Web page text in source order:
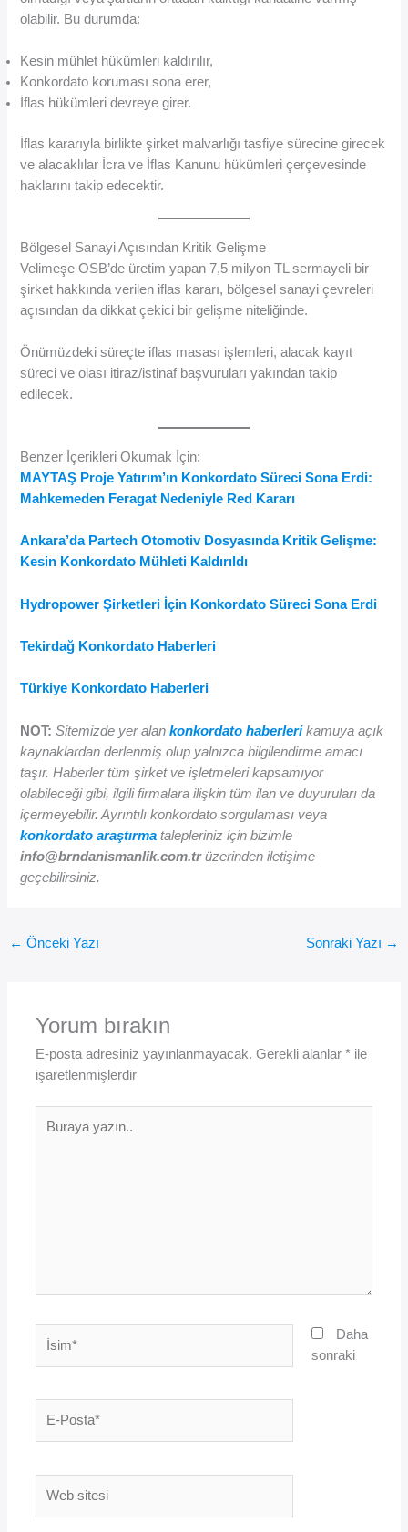
olabilir. Bu durumda:
Kesin mühlet hükümleri kaldırılır,
Konkordato koruması sona erer,
İflas hükümleri devreye girer.
İflas kararıyla birlikte şirket malvarlığı tasfiye sürecine girecek
ve alacaklılar İcra ve İflas Kanunu hükümleri çerçevesinde
haklarını takip edecektir.
Bölgesel Sanayi Açısından Kritik Gelişme
Velimeşe OSB’de üretim yapan 7,5 milyon TL sermayeli bir
şirket hakkında verilen iflas kararı, bölgesel sanayi çevreleri
açısından da dikkat çekici bir gelişme niteliğinde.
Önümüzdeki süreçte iflas masası işlemleri, alacak kayıt
süreci ve olası itiraz/istinaf başvuruları yakından takip
edilecek.
Benzer İçerikleri Okumak İçin:
MAYTAŞ Proje Yatırım’ın Konkordato Süreci Sona Erdi:
Mahkemeden Feragat Nedeniyle Red Kararı
Ankara’da Partech Otomotiv Dosyasında Kritik Gelişme:
Kesin Konkordato Mühleti Kaldırıldı
Hydropower Şirketleri İçin Konkordato Süreci Sona Erdi
Tekirdağ Konkordato Haberleri
Türkiye Konkordato Haberleri
NOT:Sitemizde yer alankonkordato haberlerikamuya açık
kaynaklardan derlenmiş olup yalnızca bilgilendirme amacı
taşır. Haberler tüm şirket ve işletmeleri kapsamıyor
olabileceği gibi, ilgili firmalara ilişkin tüm ilan ve duyuruları da
içermeyebilir. Ayrıntılı konkordato sorgulaması veya
konkordato araştırma talepleriniz için bizimle
info@brndanismanlik.com.trüzerinden iletişime
geçebilirsiniz.
← Önceki Yazı Sonraki Yazı →
Yorum bırakın
E-posta adresiniz yayınlanmayacak. Gerekli alanlar* ile
işaretlenmişlerdir
yazın..
Posta*
sitesi
Daha
sonraki